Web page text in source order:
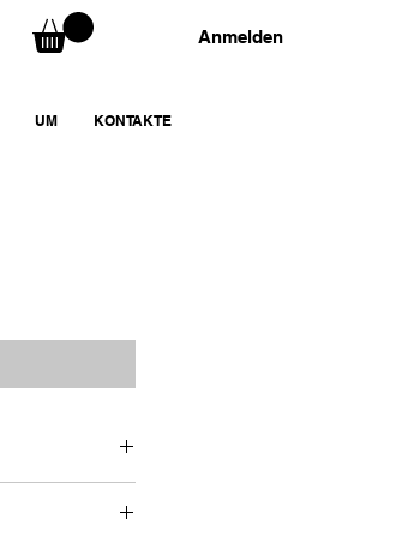
UM KONTAKTE
Anmelden